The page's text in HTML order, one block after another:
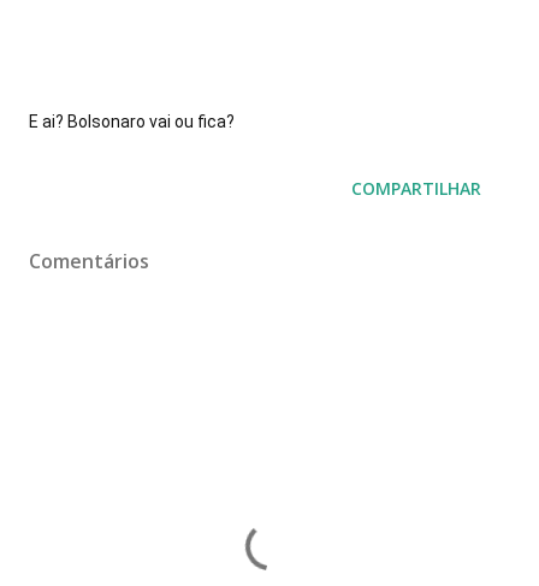
E ai? Bolsonaro vai ou fica?
COMPARTILHAR
Comentários